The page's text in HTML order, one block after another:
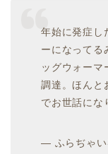
年始に発症し
ーになってる
ッグウォーマ
調達。ほんと
でお世話にな
— ふらぢゃ